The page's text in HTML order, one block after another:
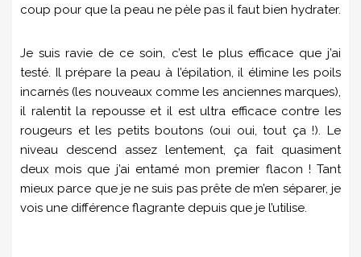
coup pour que la peau ne pèle pas il faut bien hydrater.
Je suis ravie de ce soin, c’est le plus efficace que j’ai
testé. Il prépare la peau à l’épilation, il élimine les poils
incarnés (les nouveaux comme les anciennes marques),
il ralentit la repousse et il est ultra efficace contre les
rougeurs et les petits boutons (oui oui, tout ça !). Le
niveau descend assez lentement, ça fait quasiment
deux mois que j’ai entamé mon premier flacon ! Tant
mieux parce que je ne suis pas prête de m’en séparer, je
vois une différence flagrante depuis que je l’utilise.